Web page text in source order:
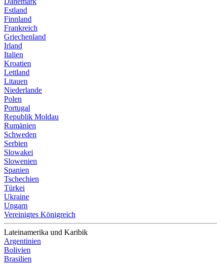
Estland
Finnland
Frankreich
Griechenland
Irland
Italien
Kroatien
Lettland
Litauen
Niederlande
Polen
Portugal
Republik Moldau
Rumänien
Schweden
Serbien
Slowakei
Slowenien
Spanien
Tschechien
Türkei
Ukraine
Ungarn
Vereinigtes Königreich
Lateinamerika und Karibik
Argentinien
Bolivien
Brasilien